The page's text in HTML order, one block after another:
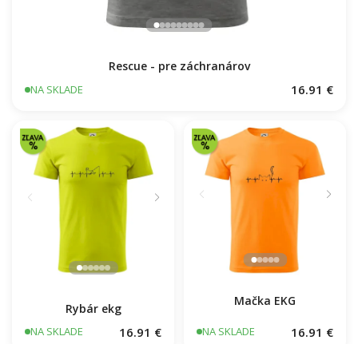
Rescue - pre záchranárov
NA SKLADE 16.91 €
Rybár ekg
NA SKLADE 16.91 €
Mačka EKG
NA SKLADE 16.91 €